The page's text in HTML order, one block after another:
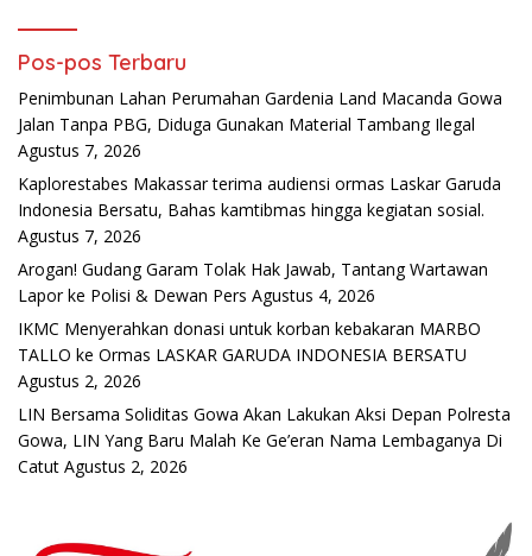
Pos-pos Terbaru
Penimbunan Lahan Perumahan Gardenia Land Macanda Gowa
Jalan Tanpa PBG, Diduga Gunakan Material Tambang Ilegal
Agustus 7, 2026
Kaplorestabes Makassar terima audiensi ormas Laskar Garuda
Indonesia Bersatu, Bahas kamtibmas hingga kegiatan sosial.
Agustus 7, 2026
Arogan! Gudang Garam Tolak Hak Jawab, Tantang Wartawan
Lapor ke Polisi & Dewan Pers Agustus 4, 2026
IKMC Menyerahkan donasi untuk korban kebakaran MARBO
TALLO ke Ormas LASKAR GARUDA INDONESIA BERSATU
Agustus 2, 2026
LIN Bersama Soliditas Gowa Akan Lakukan Aksi Depan Polresta
Gowa, LIN Yang Baru Malah Ke Ge’eran Nama Lembaganya Di
Catut Agustus 2, 2026